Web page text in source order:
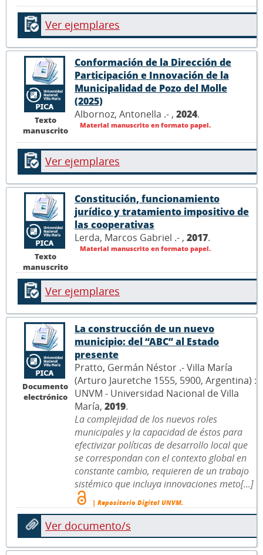
Ver ejemplares
Texto
manuscrito
Conformación de la Dirección de
Participación e Innovación de la
Municipalidad de Pozo del Molle
(2025)
Albornoz, Antonella .- , 2024.
Material manuscrito en formato papel.
Ver ejemplares
Texto
manuscrito
Constitución, funcionamiento
jurídico y tratamiento impositivo de
las cooperativas
Lerda, Marcos Gabriel .- , 2017.
Material manuscrito en formato papel.
Ver ejemplares
Documento
electrónico
La construcción de un nuevo
municipio: del “ABC” al Estado
presente
Pratto, Germán Néstor .- Villa María
(Arturo Jauretche 1555, 5900, Argentina) :
UNVM - Universidad Nacional de Villa
María, 2019.
La complejidad de los nuevos roles
municipales y la capacidad de éstos para
efectivizar políticas de desarrollo local que
se correspondan con el contexto global en
constante cambio, requieren de un trabajo
sistémico que incluya innovaciones meto[...]
| Repositorio Digital UNVM.
Ver documento/s